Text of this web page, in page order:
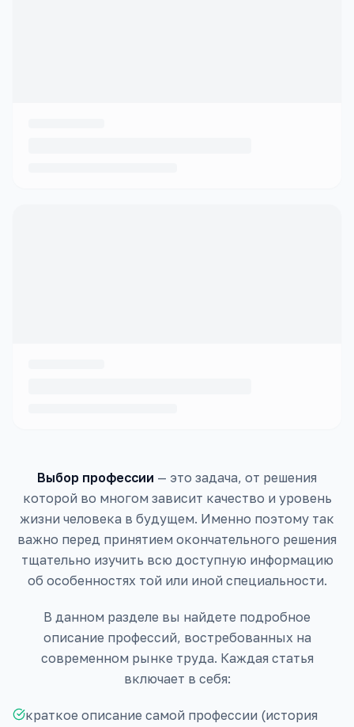
Выбор профессии — это задача, от решения
которой во многом зависит качество и уровень
жизни человека в будущем. Именно поэтому так
важно перед принятием окончательного решения
тщательно изучить всю доступную информацию
об особенностях той или иной специальности.
В данном разделе вы найдете подробное
описание профессий, востребованных на
современном рынке труда. Каждая статья
включает в себя:
краткое описание самой профессии (история